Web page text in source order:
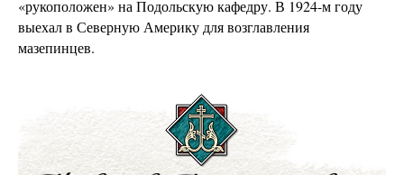
«рукоположен» на Подольскую кафедру. В 1924-м году
выехал в Северную Америку для возглавления
мазепинцев.